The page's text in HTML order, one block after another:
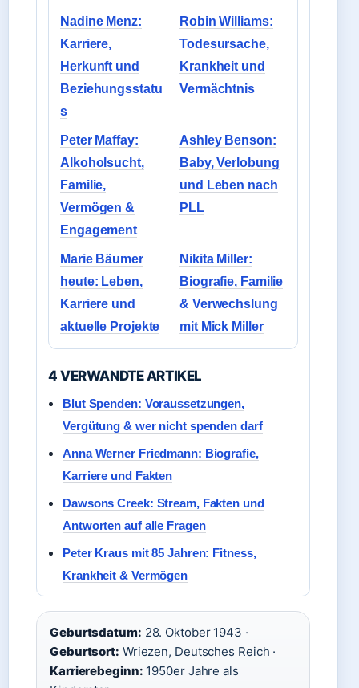
Nadine Menz:
Karriere,
Herkunft und
Beziehungsstatu
s
Robin Williams:
Todesursache,
Krankheit und
Vermächtnis
Peter Maffay:
Alkoholsucht,
Familie,
Vermögen &
Engagement
Ashley Benson:
Baby, Verlobung
und Leben nach
PLL
Marie Bäumer
heute: Leben,
Karriere und
aktuelle Projekte
Nikita Miller:
Biografie, Familie
& Verwechslung
mit Mick Miller
4 VERWANDTE ARTIKEL
Blut Spenden: Voraussetzungen,
Vergütung & wer nicht spenden darf
Anna Werner Friedmann: Biografie,
Karriere und Fakten
Dawsons Creek: Stream, Fakten und
Antworten auf alle Fragen
Peter Kraus mit 85 Jahren: Fitness,
Krankheit & Vermögen
Geburtsdatum: 28. Oktober 1943 ·
Geburtsort: Wriezen, Deutsches Reich ·
Karrierebeginn: 1950er Jahre als